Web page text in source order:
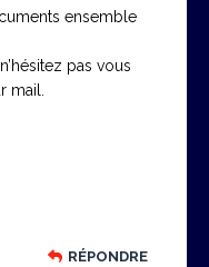
ensemble
pas vous
mail.
RÉPONDRE